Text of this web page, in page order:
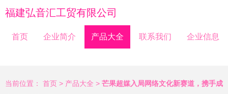
福建弘音汇工贸有限公司
首页 企业简介 产品大全 联系我们 企业信息
当前位置： 首页 > 产品大全 > 芒果超媒入局网络文化新赛道，携手成